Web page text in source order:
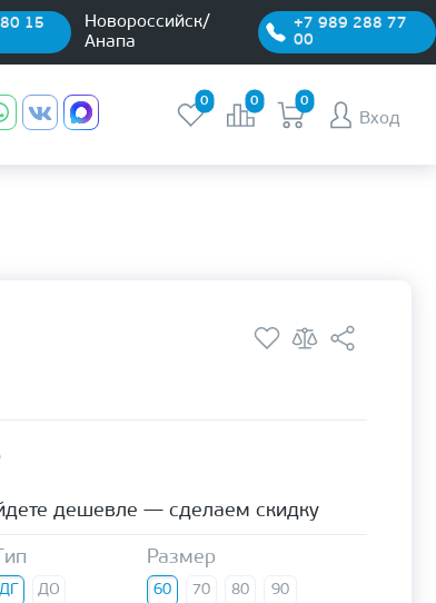
15
Новороссийск/
Анапа
+7 989 288 77
00
0 0 0
Вход
дешевле — сделаем скидку
ДГ ДО
Размер
60 70 80 90